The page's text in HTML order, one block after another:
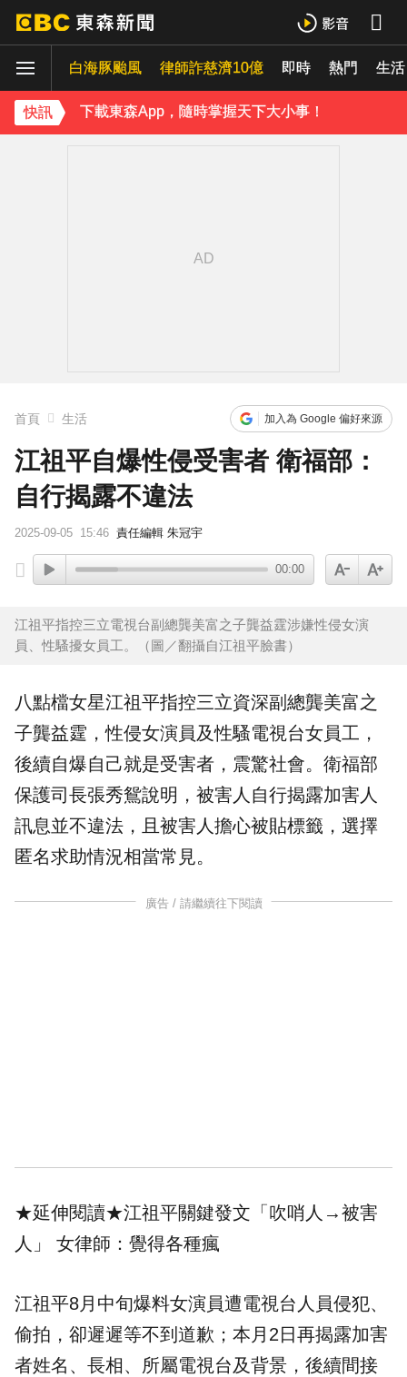
白海豚颱風 律師詐慈濟10億 即時 熱門 生活
快訊
《理財達人秀》X 安聯投信免費講座報名中！搶先卡位 2027
下載東森App，隨時掌握天下大小事！
首頁 生活 加入為 Google 偏好來源
江祖平自爆性侵受害者 衛福部：
自行揭露不違法
2025-09-05 15:46 責任編輯 朱冠宇
00:00
江祖平指控三立電視台副總龔美富之子龔益霆涉嫌性侵女演
員、性騷擾女員工。（圖／翻攝自江祖平臉書）
八點檔女星江祖平指控三立資深副總龔美富之
子龔益霆 ，性侵女演員及性騷電視台女員工，
後續自爆自己就是受害者，震驚社會。 衛福部
保護司長張秀鴛說明，被害人自行揭露加害人
訊息並不違法，且被害人擔心被貼標籤，選擇
匿名求助情況相當常見。
廣告 / 請繼續往下閱讀
★延伸閱讀★江祖平關鍵發文「吹哨人→被害
人」 女律師：覺得各種瘋
江祖平8月中旬爆料女演員遭電視台人員侵犯、
偷拍，卻遲遲等不到道歉；本月2日再揭露加害
者姓名、長相、所屬電視台及背景，後續間接